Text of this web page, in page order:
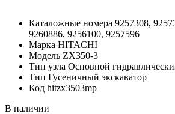
Каталожные номера 9257308,
9260886, 9256100, 9257596
Марка HITACHI
Модель ZX350-3
Тип узла Основной
Тип Гусеничный экскаватор
Код hitzx3503mp
В наличии